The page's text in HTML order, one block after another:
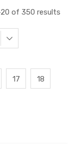
of 350 results
17 18